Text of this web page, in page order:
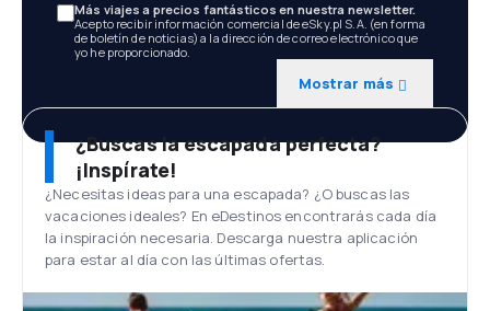
Más viajes a precios fantásticos en nuestra newsletter.
Acepto recibir información comercial de eSky.pl S.A. (en forma
de boletín de noticias) a la dirección de correo electrónico que
yo he proporcionado.
Mostrar más
¿Buscas la escapada perfecta?
¡Inspírate!
¿Necesitas ideas para una escapada? ¿O buscas las
vacaciones ideales? En eDestinos encontrarás cada día
la inspiración necesaria. Descarga nuestra aplicación
para estar al día con las últimas ofertas.